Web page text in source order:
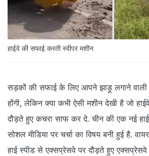
हाईवे की सफाई करती स्वीपर मशीन
सड़कों की सफाई के लिए आपने झाड़ू लगाने वाली
होंगी, लेकिन क्या कभी ऐसी मशीन देखी है जो
दौड़ते हुए कचरा साफ कर दे. चीन की एक नई
सोशल मीडिया पर चर्चा का विषय बनी हुई है.
हाई स्पीड से एक्सप्रेसवे पर दौड़ते हुए